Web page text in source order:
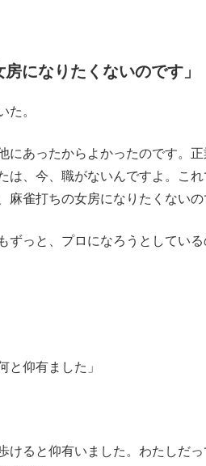
房になりたくないのです」
た。
にあったからよかったのです。
は、今、職がないんですよ。こ
麻雀打ちの女房になりたくない
ずっと、プロになろうとしている
と仰有ました」
けると仰有いました。わたしだ